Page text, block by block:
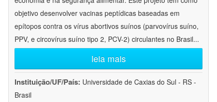
objetivo desenvolver vacinas peptídicas baseadas em
epítopos contra os vírus abortivos suínos (parvovírus suíno,
PPV, e circovírus suíno tipo 2, PCV-2) circulantes no Brasil...
leia mais
Instituição/UF/País: Universidade de Caxias do Sul - RS -
Brasil